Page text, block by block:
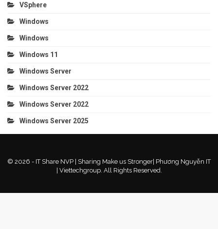
VSphere
Windows
Windows
Windows 11
Windows Server
Windows Server 2022
Windows Server 2022
Windows Server 2025
© 2026 - IT Share NVP | Sharing Make us Stronger| Phương Nguyễn IT
| Viettechgroup. All Rights Reserved.